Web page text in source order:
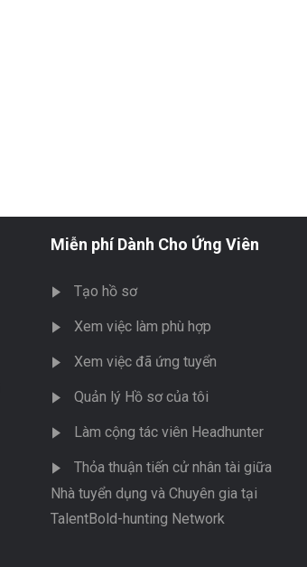
Miễn phí Dành Cho Ứng Viên
Tạo hồ sơ
Xem việc làm phù hợp
Xem việc đã ứng tuyển
Quản lý Hồ sơ của tôi
Làm cộng tác viên Headhunter
Thỏa thuận tiến cử nhân tài giữa
Nhà tuyển dụng và Chuyên gia tại
TalentBold-hunting Network